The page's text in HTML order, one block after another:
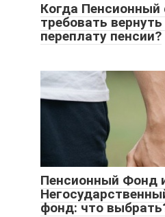
Когда
требовать
переплату пенсии?
Пенсионный Фонд
фонд: что